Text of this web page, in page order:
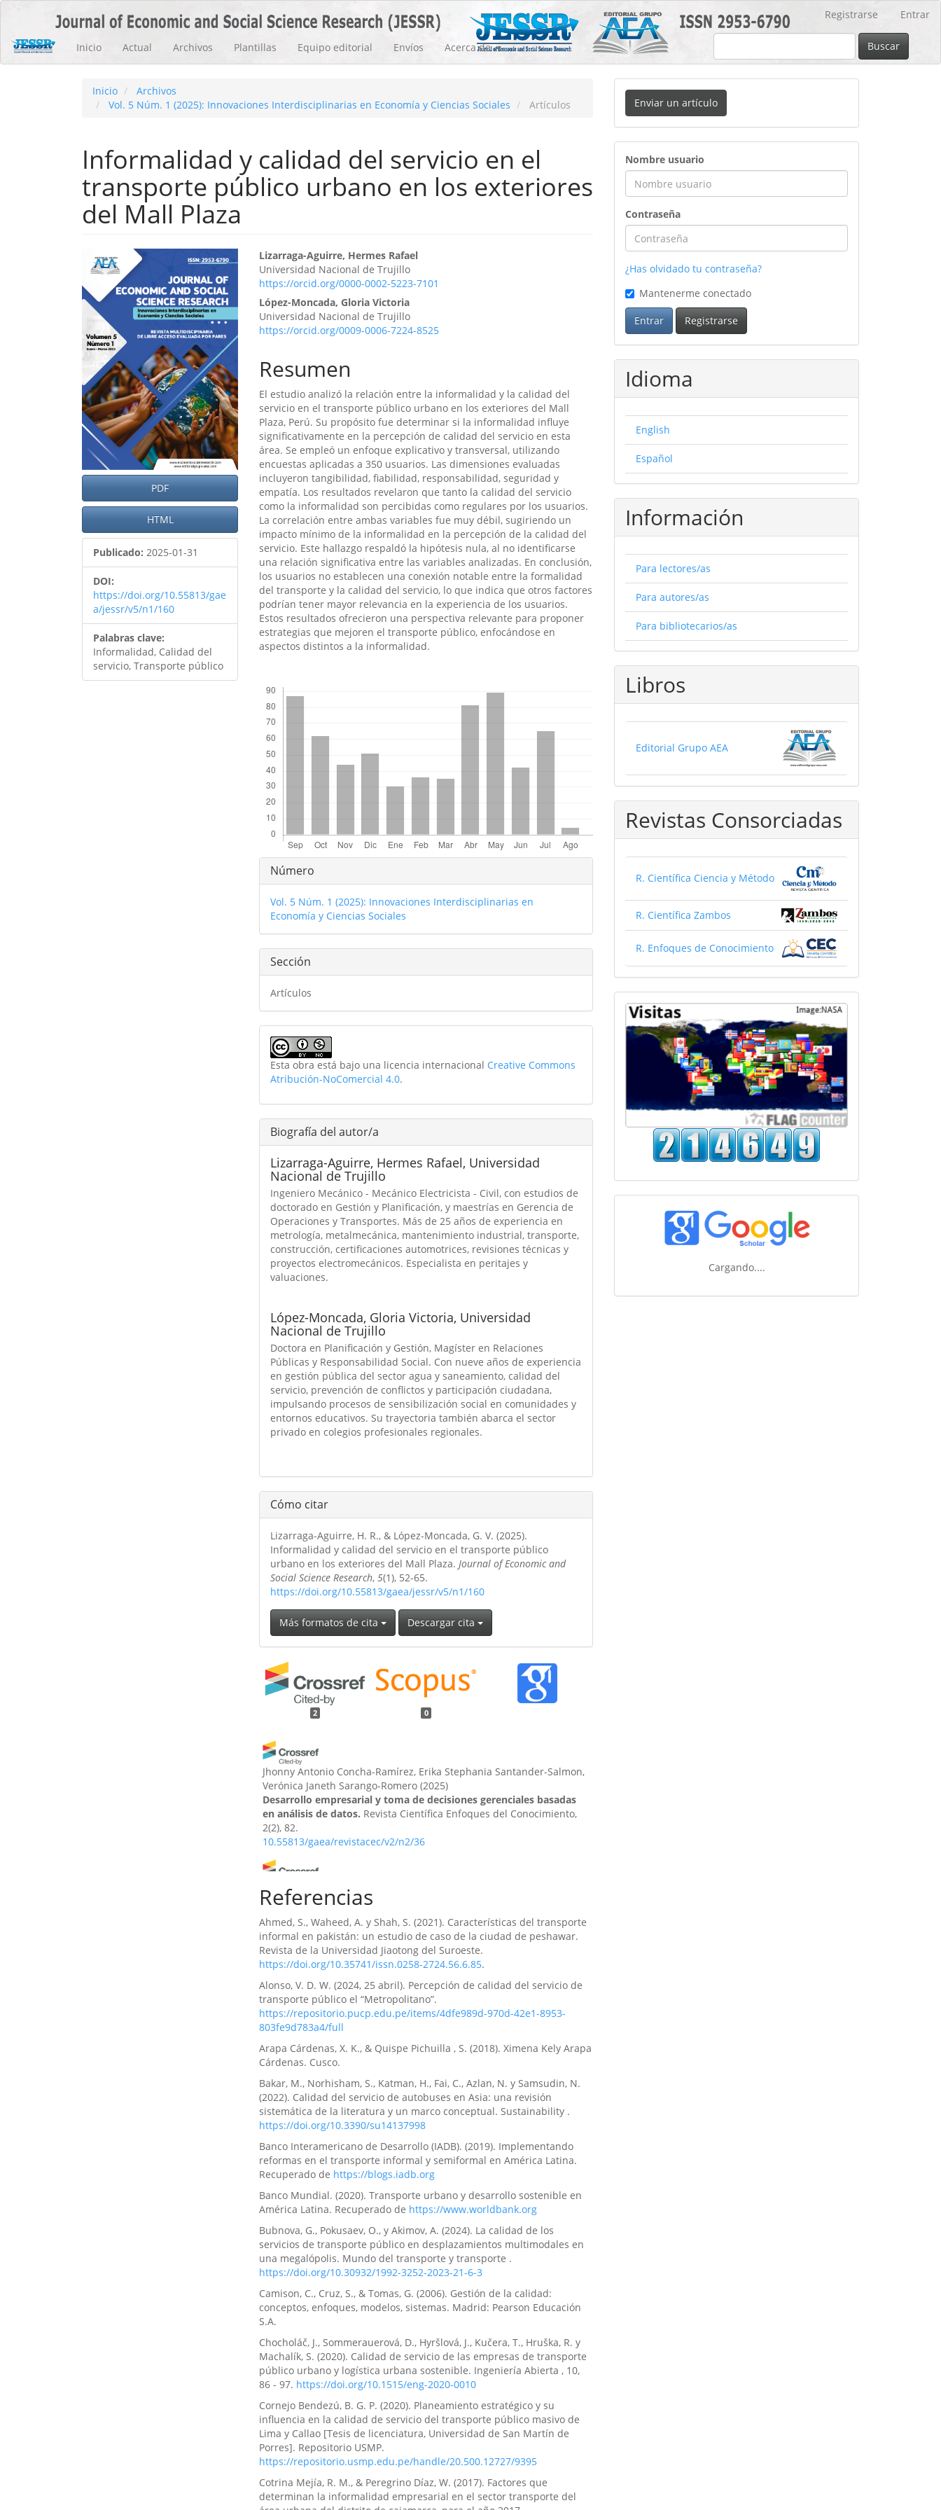
principal
principal
Barra
Registrarse Entrar
Inicio Actual Archivos Plantillas Equipo editorial Envíos Acerca de Buscar
Inicio
Archivos
Vol. 5 Núm. 1 (2025): Innovaciones Interdisciplinarias en Economía y Ciencias Sociales
Artículos
Informalidad y calidad del servicio en el
transporte público urbano en los exteriores
del Mall Plaza
Barra
lateral
del
artículo
PDF
HTML
Publicado: 2025-01-31
DOI:
https://doi.org/10.55813/gae
a/jessr/v5/n1/160
Palabras clave:
Informalidad, Calidad del
servicio, Transporte público
Contenido
principal
del
artículo
Lizarraga-Aguirre, Hermes Rafael
Universidad Nacional de Trujillo
https://orcid.org/0000-0002-5223-7101
López-Moncada, Gloria Victoria
Universidad Nacional de Trujillo
https://orcid.org/0009-0006-7224-8525
Resumen
El estudio analizó la relación entre la informalidad y la calidad del
servicio en el transporte público urbano en los exteriores del Mall
Plaza, Perú. Su propósito fue determinar si la informalidad influye
significativamente en la percepción de calidad del servicio en esta
área. Se empleó un enfoque explicativo y transversal, utilizando
encuestas aplicadas a 350 usuarios. Las dimensiones evaluadas
incluyeron tangibilidad, fiabilidad, responsabilidad, seguridad y
empatía. Los resultados revelaron que tanto la calidad del servicio
como la informalidad son percibidas como regulares por los usuarios.
La correlación entre ambas variables fue muy débil, sugiriendo un
impacto mínimo de la informalidad en la percepción de la calidad del
servicio. Este hallazgo respaldó la hipótesis nula, al no identificarse
una relación significativa entre las variables analizadas. En conclusión,
los usuarios no establecen una conexión notable entre la formalidad
del transporte y la calidad del servicio, lo que indica que otros factores
podrían tener mayor relevancia en la experiencia de los usuarios.
Estos resultados ofrecieron una perspectiva relevante para proponer
estrategias que mejoren el transporte público, enfocándose en
aspectos distintos a la informalidad.
Detalles
del
artículo
Número
Vol. 5 Núm. 1 (2025): Innovaciones Interdisciplinarias en
Economía y Ciencias Sociales
Sección
Artículos
Esta obra está bajo una licencia internacional Creative Commons
Atribución-NoComercial 4.0.
Biografía del autor/a
Lizarraga-Aguirre, Hermes Rafael, Universidad
Nacional de Trujillo
Ingeniero Mecánico - Mecánico Electricista - Civil, con estudios de
doctorado en Gestión y Planificación, y maestrías en Gerencia de
Operaciones y Transportes. Más de 25 años de experiencia en
metrología, metalmecánica, mantenimiento industrial, transporte,
construcción, certificaciones automotrices, revisiones técnicas y
proyectos electromecánicos. Especialista en peritajes y
valuaciones.
López-Moncada, Gloria Victoria, Universidad
Nacional de Trujillo
Doctora en Planificación y Gestión, Magíster en Relaciones
Públicas y Responsabilidad Social. Con nueve años de experiencia
en gestión pública del sector agua y saneamiento, calidad del
servicio, prevención de conflictos y participación ciudadana,
impulsando procesos de sensibilización social en comunidades y
entornos educativos. Su trayectoria también abarca el sector
privado en colegios profesionales regionales.
Cómo citar
Lizarraga-Aguirre, H. R., & López-Moncada, G. V. (2025).
Informalidad y calidad del servicio en el transporte público
urbano en los exteriores del Mall Plaza.Journal of Economic and
Social Science Research,5(1), 52-65.
https://doi.org/10.55813/gaea/jessr/v5/n1/160
Más formatos de cita Descargar cita
2 0
Jhonny Antonio Concha-Ramírez, Erika Stephania Santander-Salmon,
Verónica Janeth Sarango-Romero (2025)
Desarrollo empresarial y toma de decisiones gerenciales basadas
en análisis de datos. Revista Científica Enfoques del Conocimiento,
2(2), 82.
10.55813/gaea/revistacec/v2/n2/36
Betty Maribel Quiñonez-Cabeza, Yoshida Beatriz Gonzales-Ticona,
Luis Alberto Casanova-Villalba
Liderazgo directivo y clima organizacional en instituciones
educativas de nivel medio y superior. Revista Científica Enfoques
del Conocimiento, 2(2), 45.
10.55813/gaea/revistacec/v2/n2/34
Referencias
Ahmed, S., Waheed, A. y Shah, S. (2021). Características del transporte
informal en pakistán: un estudio de caso de la ciudad de peshawar.
Revista de la Universidad Jiaotong del Suroeste.
https://doi.org/10.35741/issn.0258-2724.56.6.85.
Alonso, V. D. W. (2024, 25 abril). Percepción de calidad del servicio de
transporte público el “Metropolitano”.
https://repositorio.pucp.edu.pe/items/4dfe989d-970d-42e1-8953-
803fe9d783a4/full
Arapa Cárdenas, X. K., & Quispe Pichuilla , S. (2018). Ximena Kely Arapa
Cárdenas. Cusco.
Bakar, M., Norhisham, S., Katman, H., Fai, C., Azlan, N. y Samsudin, N.
(2022). Calidad del servicio de autobuses en Asia: una revisión
sistemática de la literatura y un marco conceptual. Sustainability .
https://doi.org/10.3390/su14137998
Banco Interamericano de Desarrollo (IADB). (2019). Implementando
reformas en el transporte informal y semiformal en América Latina.
Recuperado de https://blogs.iadb.org
Banco Mundial. (2020). Transporte urbano y desarrollo sostenible en
América Latina. Recuperado de https://www.worldbank.org
Bubnova, G., Pokusaev, O., y Akimov, A. (2024). La calidad de los
servicios de transporte público en desplazamientos multimodales en
una megalópolis. Mundo del transporte y transporte .
https://doi.org/10.30932/1992-3252-2023-21-6-3
Camison, C., Cruz, S., & Tomas, G. (2006). Gestión de la calidad:
conceptos, enfoques, modelos, sistemas. Madrid: Pearson Educación
S.A.
Chocholáč, J., Sommerauerová, D., Hyršlová, J., Kučera, T., Hruška, R. y
Machalík, S. (2020). Calidad de servicio de las empresas de transporte
público urbano y logística urbana sostenible. Ingeniería Abierta , 10,
86 - 97. https://doi.org/10.1515/eng-2020-0010
Cornejo Bendezú, B. G. P. (2020). Planeamiento estratégico y su
influencia en la calidad de servicio del transporte público masivo de
Lima y Callao [Tesis de licenciatura, Universidad de San Martín de
Porres]. Repositorio USMP.
https://repositorio.usmp.edu.pe/handle/20.500.12727/9395
Cotrina Mejía, R. M., & Peregrino Díaz, W. (2017). Factores que
determinan la informalidad empresarial en el sector transporte del
Enviar
un
artículo
Enviar un artículo
ingreso
Nombre usuario
Contraseña
¿Has olvidado tu contraseña?
Mantenerme conectado
Entrar Registrarse
Idioma
English
Español
Información
Para lectores/as
Para autores/as
Para bibliotecarios/as
Libros
Editorial Grupo AEA
Revistas Consorciadas
R. Científica Ciencia y Método
R. Científica Zambos
R. Enfoques de Conocimiento
Mapa
Cargando....